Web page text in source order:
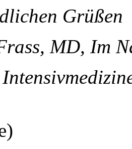
Grüßen
MD, Im